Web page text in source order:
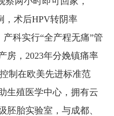
，术后HPV转阴率
科实行“全产程无痛”管
房，2023年分娩镇痛率
制在欧美先进标准范
生殖医学中心，拥有云
胚胎实验室，与成都、